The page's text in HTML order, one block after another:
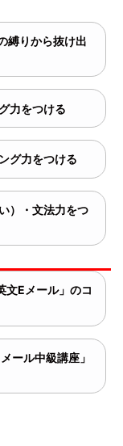
縛りから抜け出
力をつける
グ力をつける
）・文法力をつ
文Eメール」のコ
ール中級講座」